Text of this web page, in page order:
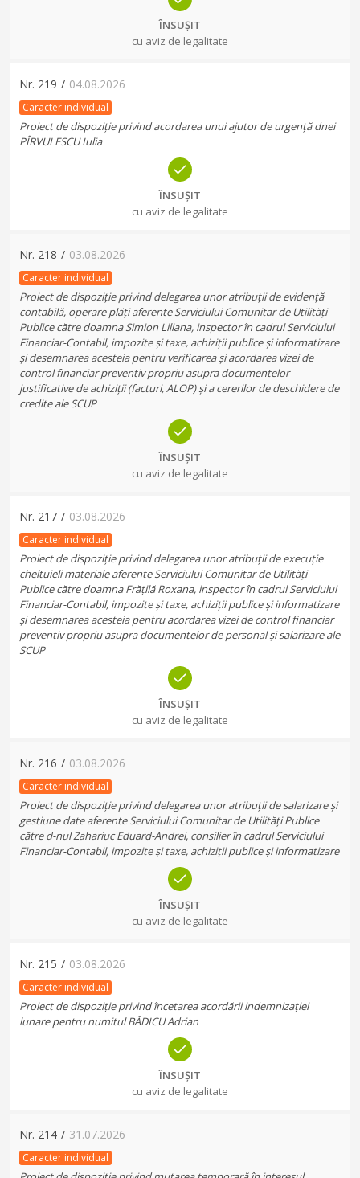
ÎNSUȘIT
cu aviz de legalitate
Nr. 219 / 04.08.2026
Caracter individual
Proiect de dispoziție privind acordarea unui ajutor de urgență dnei
PÎRVULESCU Iulia
ÎNSUȘIT
cu aviz de legalitate
Nr. 218 / 03.08.2026
Caracter individual
Proiect de dispoziție privind delegarea unor atribuții de evidență
contabilă, operare plăți aferente Serviciului Comunitar de Utilități
Publice către doamna Simion Liliana, inspector în cadrul Serviciului
Financiar-Contabil, impozite și taxe, achiziții publice și informatizare
și desemnarea acesteia pentru verificarea și acordarea vizei de
control financiar preventiv propriu asupra documentelor
justificative de achiziții (facturi, ALOP) și a cererilor de deschidere de
credite ale SCUP
ÎNSUȘIT
cu aviz de legalitate
Nr. 217 / 03.08.2026
Caracter individual
Proiect de dispoziție privind delegarea unor atribuții de execuție
cheltuieli materiale aferente Serviciului Comunitar de Utilități
Publice către doamna Frățilă Roxana, inspector în cadrul Serviciului
Financiar-Contabil, impozite și taxe, achiziții publice și informatizare
și desemnarea acesteia pentru acordarea vizei de control financiar
preventiv propriu asupra documentelor de personal și salarizare ale
SCUP
ÎNSUȘIT
cu aviz de legalitate
Nr. 216 / 03.08.2026
Caracter individual
Proiect de dispoziție privind delegarea unor atribuții de salarizare și
gestiune date aferente Serviciului Comunitar de Utilități Publice
către d-nul Zahariuc Eduard-Andrei, consilier în cadrul Serviciului
Financiar-Contabil, impozite și taxe, achiziții publice și informatizare
ÎNSUȘIT
cu aviz de legalitate
Nr. 215 / 03.08.2026
Caracter individual
Proiect de dispoziție privind încetarea acordării indemnizației
lunare pentru numitul BĂDICU Adrian
ÎNSUȘIT
cu aviz de legalitate
Nr. 214 / 31.07.2026
Caracter individual